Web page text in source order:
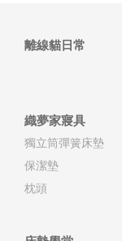
離線貓日常
織夢家寢具
獨立筒彈簧床墊
保潔墊
枕頭